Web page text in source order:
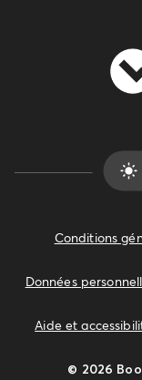
Conditions
Données
Aide et
© 2026